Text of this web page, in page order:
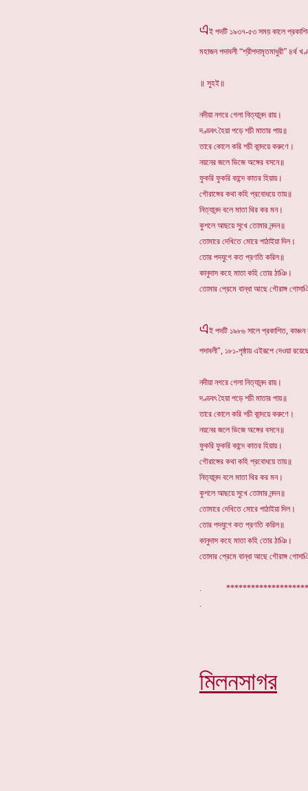
এই পদটি ১৯৩৭-৫৩ সময় কালে
মহাজন পদাবলী “শ্রীপদামৃতমাধুরী” ৪র্থ
॥ সুহই॥
নদীয়া নগরে গেলা নিত্যানন্দ রায়।
দণ্ডবৎ হৈয়া পড়ে শচী মাতার পায়॥
তারে কোলে করি শচী কান্দয়ে করুণে।
নয়নের জলে ভিজে অঙ্গের বসনে॥
ফুকরি ফুকরি কান্দে কাতর হিয়ায়।
গৌরাঙ্গের কথা কহি প্রবোধয়ে তায়॥
নিত্যানন্দ বলে মাতা থির কর মন।
কুশলে আছয়ে সুখে তোমার নন্দন॥
তোমারে দেখিতে মোরে পাঠাইয়া দিল।
তোর পদযুগে কত প্রণতি করিল॥
কানুদাস কহে মাতা কহি তোর ঠাঞি।
তোমার প্রেমে বান্ধা আছে গৌরাঙ্গ
এই পদটি ১৯৮৬ সালে প্রকাশিত,
পদাবলী", ১৮১-পৃষ্ঠায় এইরূপে দেওয়া
নদীয়া নগরে গেলা নিত্যানন্দ রায়।
দণ্ডবৎ হৈয়া পড়ে শচী মাতার পায়॥
তারে কোলে করি শচী কান্দয়ে করুণে।
নয়নের জলে ভিজে অঙ্গের বসনে॥
ফুকরি ফুকরি কান্দে কাতর হিয়ায়।
গৌরাঙ্গের কথা কহি প্রবোধয়ে তায়॥
নিত্যানন্দ বলে মাতা থির কর মন।
কুশলে আছয়ে সুখে তোমার নন্দন॥
তোমারে দেখিতে মোরে পাঠাইয়া দিল।
তোর পদযুগে কত প্রণতি করিল॥
কানুদাস কহে মাতা কহি তোর ঠাঞি।
তোমার প্রেমে বান্ধা আছে গৌরাঙ্গ
.
মিলনসাগর